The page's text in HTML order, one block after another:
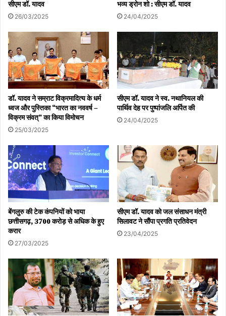
सीएम डॉ. यादव
26/03/2025
भव्य ड्रोन शो : सीएम डॉ. यादव
24/04/2025
डॉ. यादव ने सम्राट विक्रमादित्य के धर्म
ध्वज और पुस्तिका “भारत का नववर्ष –
विक्रम संवत्” का किया विमोचन
25/03/2025
सीएम डॉ. यादव ने स्व. नथानियल की
पार्थिव देह पर पुष्पांजलि अर्पित की
24/04/2025
बेंगलुरु की टेक कंपनियों को भाया
छत्तीसगढ़, 3700 करोड़ से अधिक के हुए
करार
27/03/2025
सीएम डॉ. यादव को जल संसाधन मंत्री
सिलावट ने सौंपा प्रगति प्रतिवेदन
23/04/2025